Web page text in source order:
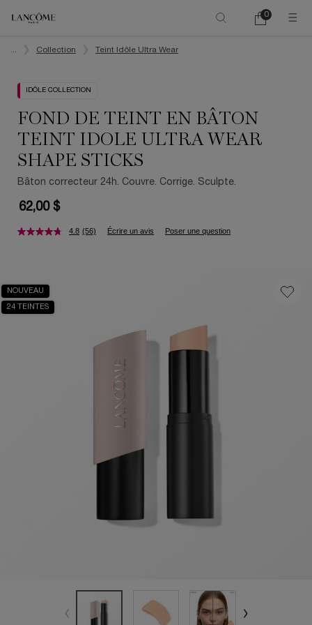
Mon
0
0 product in
Collection Teint Idôle Ultra Wear
IDÔLE COLLECTION
FOND DE TEINT EN BÂTON
TEINT IDOLE ULTRA WEAR
SHAPE STICKS
Bâton correcteur 24h. Couvre. Corrige. Sculpte.
62,00 $
4.8 (56) Écrire un avis Poser une question
NOUVEAU
24 TEINTES